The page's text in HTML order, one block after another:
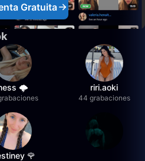
Gratuita
🌩️ riri.aoki
44 grabaciones
🌹